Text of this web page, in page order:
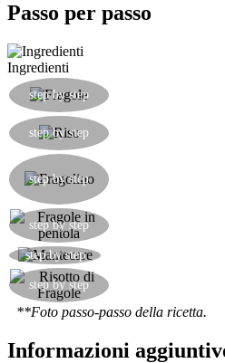
Passo per passo
Ingredienti
step by step
step by step
step by step
step by step
step by step
step by step
**Foto passo-passo della ricetta.
Informazioni